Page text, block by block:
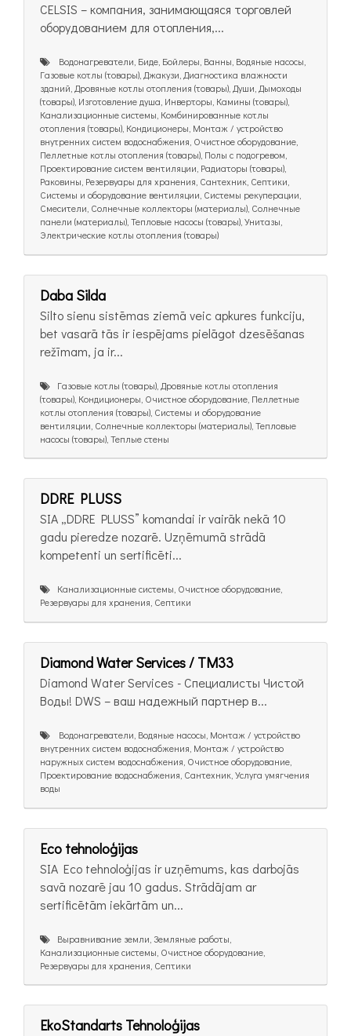
CELSIS – компания, занимающаяся торговлей
оборудованием для отопления,...
Bодонагреватели, Биде, Бойлеры, Ванны, Водяные насосы,
Газовые котлы (товары), Джакузи, Диагностика влажности
зданий, Дровяные котлы отопления (товары), Души, Дымоходы
(товары), Изготовление душа, Инверторы, Камины (товары),
Канализационные системы, Комбинированные котлы
отопления (товары), Кондиционеры, Монтаж / устройство
внутренних систем водоснабжения, Очистное оборудование,
Пеллетные котлы отопления (товары), Полы с подогревом,
Проектирование систем вентиляции, Радиаторы (товары),
Раковины, Резервуары для хранения, Сантехник, Септики,
Системы и оборудование вентиляции, Системы рекуперации,
Смесители, Солнечные коллекторы (материалы), Солнечные
панели (материалы), Тепловые насосы (товары), Унитазы,
Электрические котлы отопления (товары)
Daba Silda
Silto sienu sistēmas ziemā veic apkures funkciju,
bet vasarā tās ir iespējams pielāgot dzesēšanas
režīmam, ja ir...
Газовые котлы (товары), Дровяные котлы отопления
(товары), Кондиционеры, Очистное оборудование, Пеллетные
котлы отопления (товары), Системы и оборудование
вентиляции, Солнечные коллекторы (материалы), Тепловые
насосы (товары), Теплые стены
DDRE PLUSS
SIA „DDRE PLUSS” komandai ir vairāk nekā 10
gadu pieredze nozarē. Uzņēmumā strādā
kompetenti un sertificēti...
Канализационные системы, Очистное оборудование,
Резервуары для хранения, Септики
Diamond Water Services / TM33
Diamond Water Services - Специалисты Чистой
Воды! DWS – ваш надежный партнер в...
Bодонагреватели, Водяные насосы, Монтаж / устройство
внутренних систем водоснабжения, Монтаж / устройство
наружных систем водоснабжения, Очистное оборудование,
Проектирование водоснабжения, Сантехник, Услуга умягчения
воды
Eco tehnoloģijas
SIA Eco tehnoloģijas ir uzņēmums, kas darbojās
savā nozarē jau 10 gadus. Strādājam ar
sertificētām iekārtām un...
Выравнивание земли, Земляные работы,
Канализационные системы, Очистное оборудование,
Резервуары для хранения, Септики
EkoStandarts Tehnoloģijas